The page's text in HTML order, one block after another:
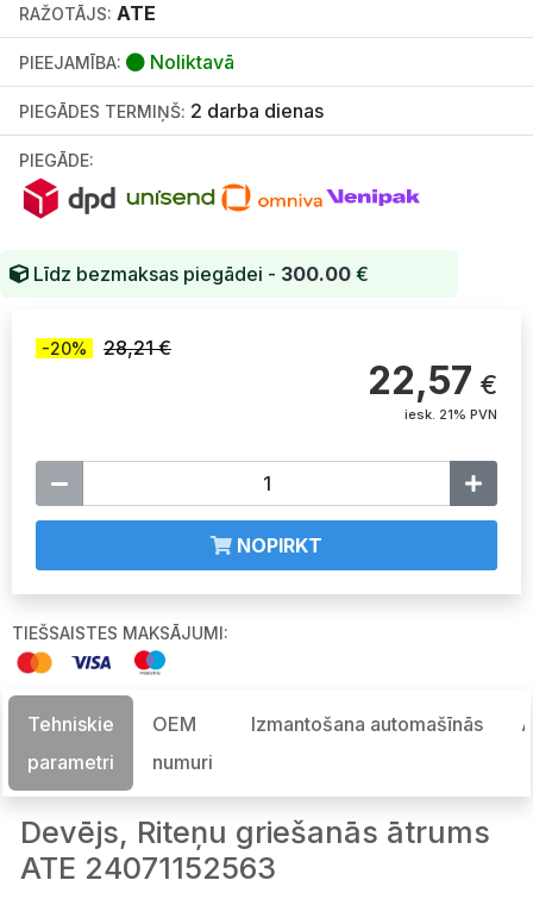
RAŽOTĀJS: ATE
PIEEJAMĪBA: Noliktavā
PIEGĀDES TERMIŅŠ: 2 darba dienas
PIEGĀDE:
Līdz bezmaksas piegādei - 300.00 €
-20% 28,21 €
22,57 €
iesk. 21% PVN
NOPIRKT
TIEŠSAISTES MAKSĀJUMI:
Tehniskie
parametri
OEM
numuri
Izmantošana automašīnās
Devējs, Riteņu griešanās ātrums
ATE 24071152563